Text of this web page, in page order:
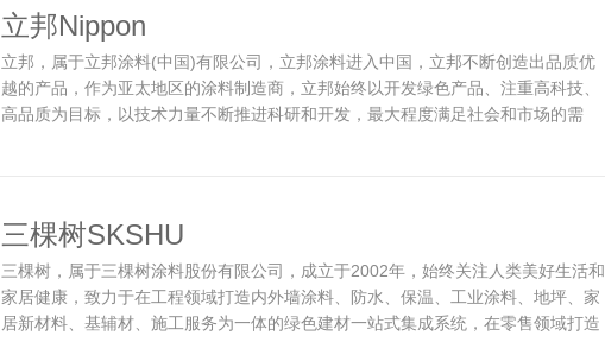
立邦Nippon
立邦，属于立邦涂料(中国)有限公司，立邦涂料进入中国，立邦不断创造出品质优
越的产品，作为亚太地区的涂料制造商，立邦始终以开发绿色产品、注重高科技、
高品质为目标，以技术力量不断推进科研和开发，最大程度满足社会和市场的需
三棵树SKSHU
三棵树，属于三棵树涂料股份有限公司，成立于2002年，始终关注人类美好生活和
家居健康，致力于在工程领域打造内外墙涂料、防水、保温、工业涂料、地坪、家
居新材料、基辅材、施工服务为一体的绿色建材一站式集成系统，在零售领域打造